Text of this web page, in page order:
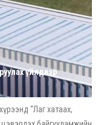
үйлдвэр
“Лаг хатаах,